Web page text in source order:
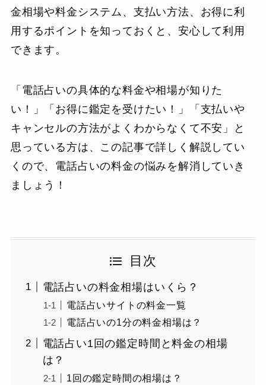
金相場や料金システム、支払い方法、お得に利
用するポイントを知っておくと、安心して利用
できます。
「電話占いの具体的な料金や相場が知りた
い！」「お得に鑑定を受けたい！」「支払いや
キャンセルの方法がよくわからなくて不安」と
思っている方は、この記事で詳しく解説してい
くので、電話占いの料金の悩みを解消していき
ましょう！
目次
電話占いの料金相場はいくら？
電話占いサイトの料金一覧
電話占いの1分の料金相場は？
電話占い1回の鑑定時間と料金の相場
は？
1回の鑑定時間の相場は？